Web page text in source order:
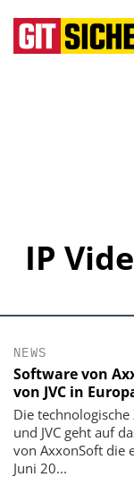
IP
NEWS
Software von
von JVC in
Die
und JVC geht auf
von AxxonSoft die
Juni 20...